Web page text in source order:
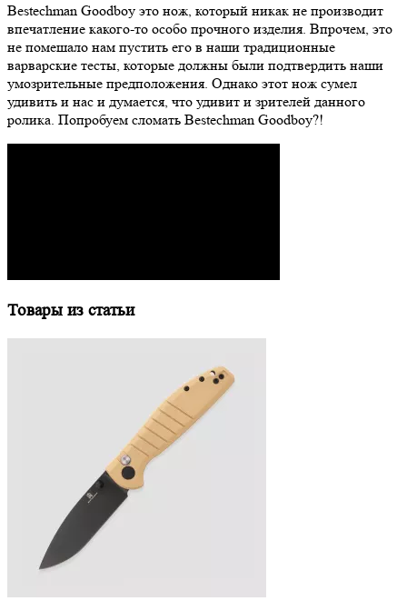
Bestechman Goodboy это нож, который никак не производит
впечатление какого-то особо прочного изделия. Впрочем, это
не помешало нам пустить его в наши традиционные
варварские тесты, которые должны были подтвердить наши
умозрительные предположения. Однако этот нож сумел
удивить и нас и думается, что удивит и зрителей данного
ролика. Попробуем сломать Bestechman Goodboy?!
Товары из статьи